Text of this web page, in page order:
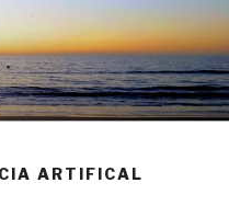
ARTIFICAL